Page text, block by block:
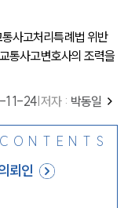
사고처리특례법 위반
통사고변호사의 조력을
11-24 저자 : 박동일
CONTENTS
뢰인